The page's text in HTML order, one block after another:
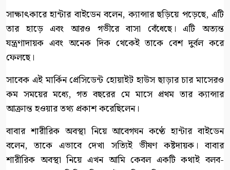
সাক্ষাৎকারে হান্টার বাইডেন বলেন, ক্যান্সার ছড়িয়ে পড়েছে, এটি
তার হাড়ে এবং আরও গভীরে বাসা বেঁধেছে। এটি অত্যন্ত
যন্ত্রণাদায়ক এবং অনেক দিক থেকেই তাকে বেশ দুর্বল করে
ফেলছে।
সাবেক এই মার্কিন প্রেসিডেন্ট হোয়াইট হাউস ছাড়ার চার মাসেরও
কম সময়ের মধ্যে, গত বছরের মে মাসে প্রথম তার ক্যান্সার
আক্রান্ত হওয়ার তথ্য প্রকাশ করেছিলেন।
বাবার শারীরিক অবস্থা নিয়ে আবেগঘন কণ্ঠে হান্টার বাইডেন
বলেন, তাকে এভাবে দেখা সত্যিই ভীষণ কষ্টদায়ক। বাবার
শারীরিক অবস্থা নিয়ে এখন আমি কেবল একটি কথাই বলব-